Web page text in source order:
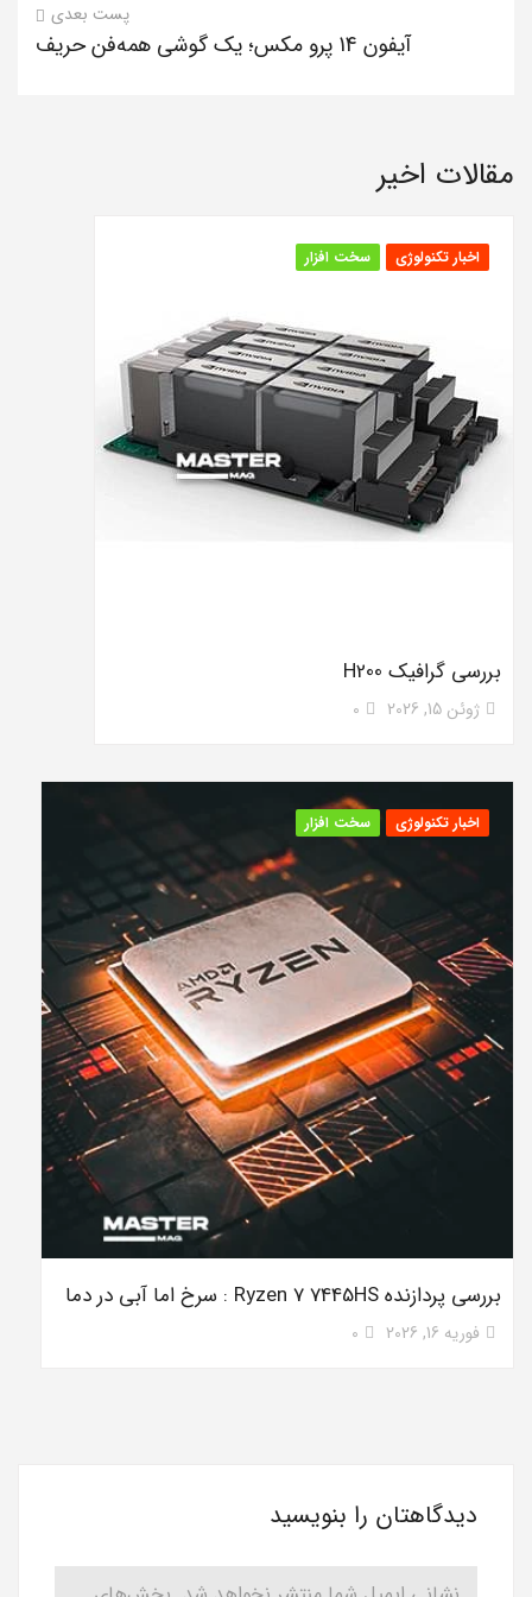
پست بعدی
آیفون 14 پرو مکس؛ یک گوشی همه‌فن حریف
مقالات اخیر
اخبار تکنولوژی سخت افزار
بررسی گرافیک H200
ژوئن 15, 2026 0
اخبار تکنولوژی سخت افزار
بررسی پردازنده Ryzen 7 7445HS : سرخ اما آبی در دما
فوریه 16, 2026 0
دیدگاهتان را بنویسید